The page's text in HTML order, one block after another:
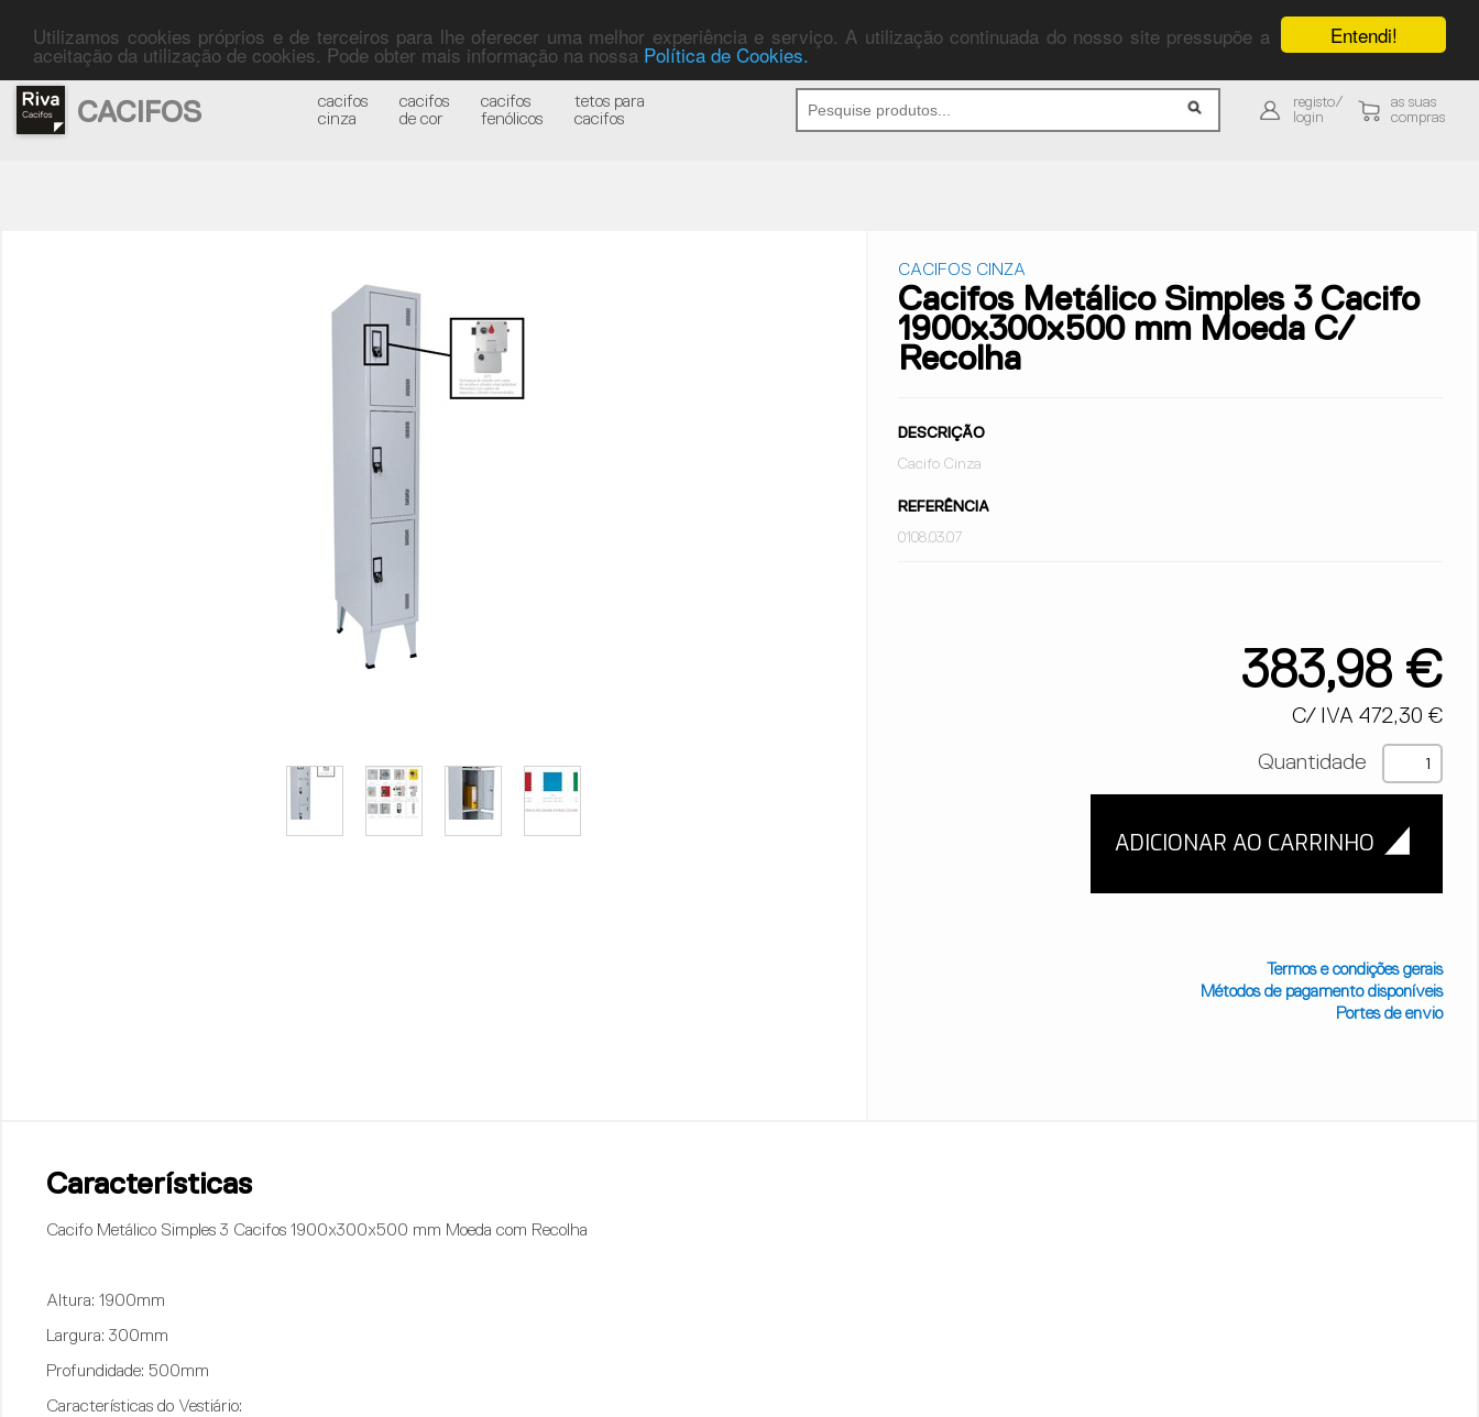
Entendi!
Utilizamos cookies próprios e de terceiros para lhe oferecer uma melhor experiência e serviço. A utilização continuada do nosso site pressupõe a
aceitação da utilização de cookies. Pode obter mais informação na nossa Política de Cookies.
CACIFOS
cacifos
cinza
cacifos
de cor
cacifos
fenólicos
tetos para
cacifos
registo/
login
as suas
compras
CACIFOS CINZA
Cacifos Metálico Simples 3 Cacifo
1900x300x500 mm Moeda C/
Recolha
DESCRIÇÃO
Cacifo Cinza
REFERÊNCIA
0108.03.07
383,98 €
C/ IVA 472,30 €
Quantidade
Termos e condições gerais
Métodos de pagamento disponíveis
Portes de envio
Características
Cacifo Metálico Simples 3 Cacifos 1900x300x500 mm Moeda com Recolha
Altura: 1900mm
Largura: 300mm
Profundidade: 500mm
Características do Vestiário: